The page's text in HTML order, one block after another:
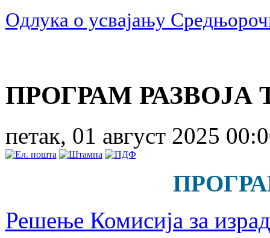
Одлука о усвајању
ПРОГРАМ РАЗВОЈА
петак, 01 август 2025
Решење Комисија за